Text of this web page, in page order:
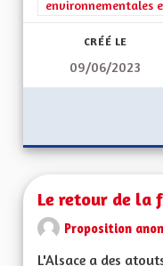
environnementales
CRÉÉ LE
09/06/2023
Le retour de la
Proposition
L'Alsace a des